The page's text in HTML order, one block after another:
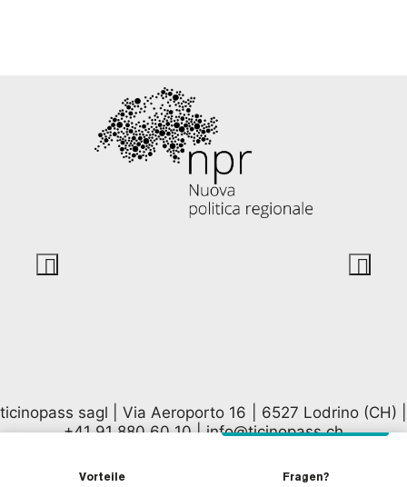
Vorteile Fragen?
ticinopass sagl | Via Aeroporto 16 | 6527 Lodrino (CH) |
+41 91 880 60 10|info@ticinopass.ch